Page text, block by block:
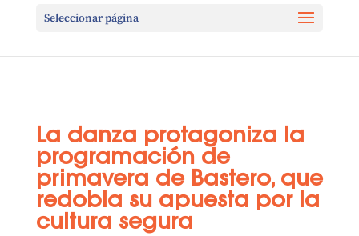
Seleccionar página
La danza protagoniza la
programación de
primavera de Bastero, que
redobla su apuesta por la
cultura segura